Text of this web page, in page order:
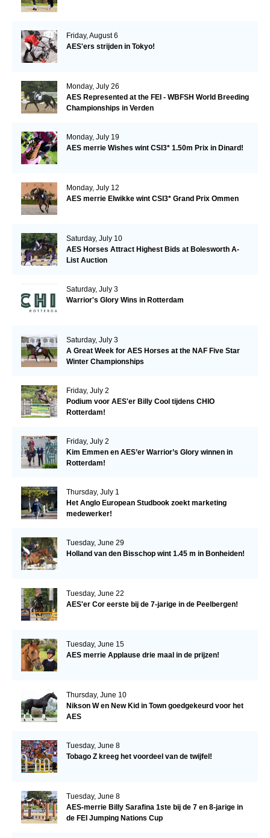
Friday, August 6
AES'ers strijden in Tokyo!
Monday, July 26
AES Represented at the FEI - WBFSH World Breeding
Championships in Verden
Monday, July 19
AES merrie Wishes wint CSI3* 1.50m Prix in Dinard!
Monday, July 12
AES merrie Elwikke wint CSI3* Grand Prix Ommen
Saturday, July 10
AES Horses Attract Highest Bids at Bolesworth A-
List Auction
Saturday, July 3
Warrior's Glory Wins in Rotterdam
Saturday, July 3
A Great Week for AES Horses at the NAF Five Star
Winter Championships
Friday, July 2
Podium voor AES'er Billy Cool tijdens CHIO
Rotterdam!
Friday, July 2
Kim Emmen en AES’er Warrior’s Glory winnen in
Rotterdam!
Thursday, July 1
Het Anglo European Studbook zoekt marketing
medewerker!
Tuesday, June 29
Holland van den Bisschop wint 1.45 m in Bonheiden!
Tuesday, June 22
AES'er Cor eerste bij de 7-jarige in de Peelbergen!
Tuesday, June 15
AES merrie Applause drie maal in de prijzen!
Thursday, June 10
Nikson W en New Kid in Town goedgekeurd voor het
AES
Tuesday, June 8
Tobago Z kreeg het voordeel van de twijfel!
Tuesday, June 8
AES-merrie Billy Sarafina 1ste bij de 7 en 8-jarige in
de FEI Jumping Nations Cup